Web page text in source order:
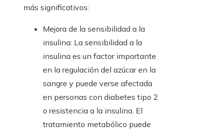
más significativos:
Mejora de la sensibilidad a la
insulina: La sensibilidad a la
insulina es un factor importante
en la regulación del azúcar en la
sangre y puede verse afectada
en personas con diabetes tipo 2
o resistencia a la insulina. El
tratamiento metabólico puede